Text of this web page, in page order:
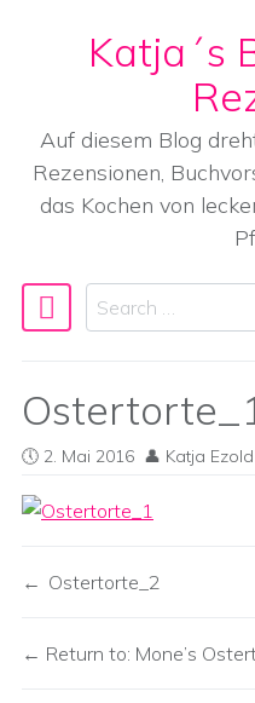
Skip to content
Katja´s
Auf diesem Blog
Rezensionen,
das Kochen von
Main
Search
2. Mai 2016 Katja Ezold
Ostertorte_2
Return to: Mone’s